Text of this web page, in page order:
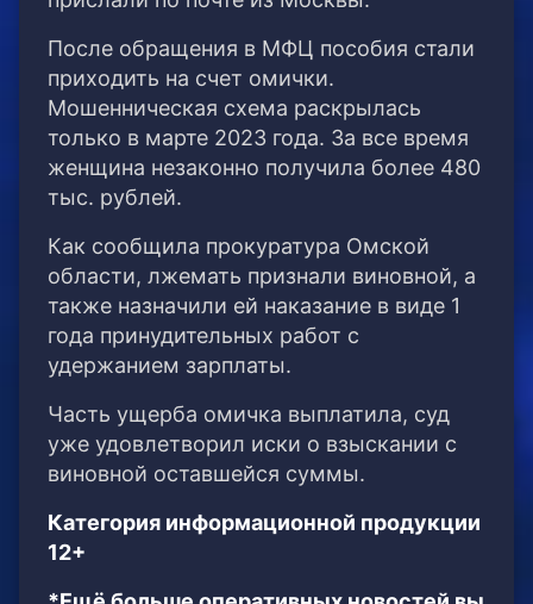
После обращения в МФЦ пособия стали
приходить на счет омички.
Мошенническая схема раскрылась
только в марте 2023 года. За все время
женщина незаконно получила более 480
тыс. рублей.
Как сообщила прокуратура Омской
области, лжемать признали виновной, а
также назначили ей наказание в виде 1
года принудительных работ с
удержанием зарплаты.
Часть ущерба омичка выплатила, суд
уже удовлетворил иски о взыскании с
виновной оставшейся суммы.
Категория информационной продукции
12+